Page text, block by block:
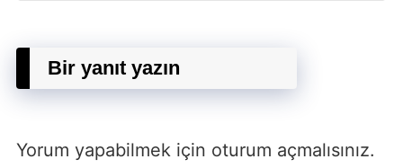
Bir yanıt yazın
Yorum yapabilmek için oturum açmalısınız.